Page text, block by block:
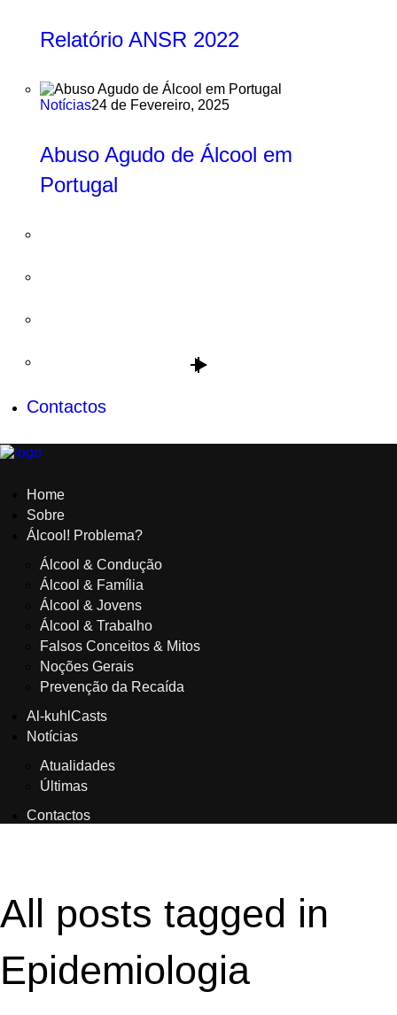
Relatório ANSR 2022
Notícias24 de Fevereiro, 2025
Abuso Agudo de Álcool em
Portugal
Contactos
Home
Sobre
Álcool! Problema?
Álcool & Condução
Álcool & Família
Álcool & Jovens
Álcool & Trabalho
Falsos Conceitos & Mitos
Noções Gerais
Prevenção da Recaída
Al-kuhlCasts
Notícias
Atualidades
Últimas
Contactos
All posts tagged in
Epidemiologia